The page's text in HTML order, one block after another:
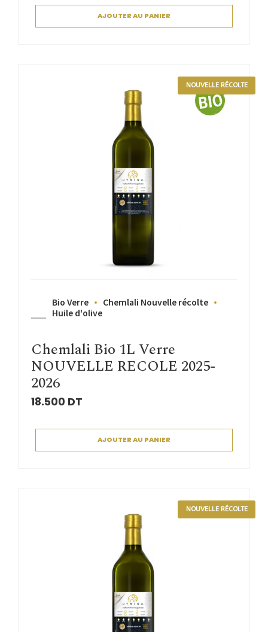
AJOUTER AU PANIER
NOUVELLE RÉCOLTE
Bio Verre
Chemlali Nouvelle récolte
Huile d'olive
Chemlali Bio 1L Verre
NOUVELLE RECOLE 2025-
2026
18.500 DT
AJOUTER AU PANIER
NOUVELLE RÉCOLTE